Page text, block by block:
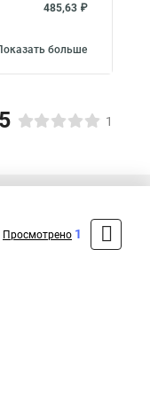
485,63 ₽
больше
5 1
(495) 432-41-41
(936) 132-34-54
Просмотрено 1